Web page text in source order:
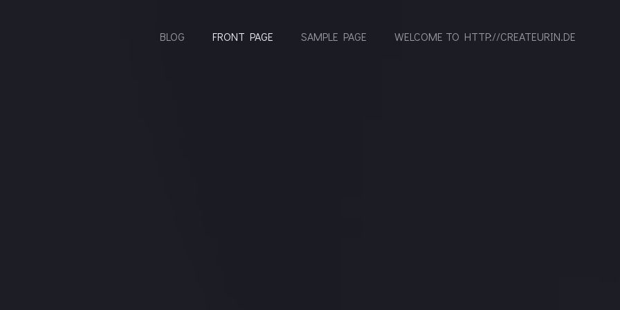
BLOG FRONT PAGE SAMPLE PAGE WELCOME TO HTTP://CREATEURIN.DE